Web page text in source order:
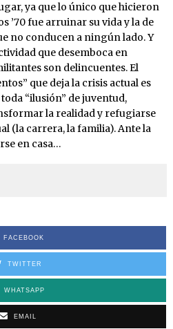
ya que lo único que hicieron
’70 fue arruinar su vida y la de
no conducen a ningún lado. Y
que desemboca en
son delincuentes. El
que deja la crisis actual es
“ilusión” de juventud,
la realidad y refugiarse
(la carrera, la familia). Ante la
en casa…
FACEBOOK
TWITTER
WHATSAPP
EMAIL